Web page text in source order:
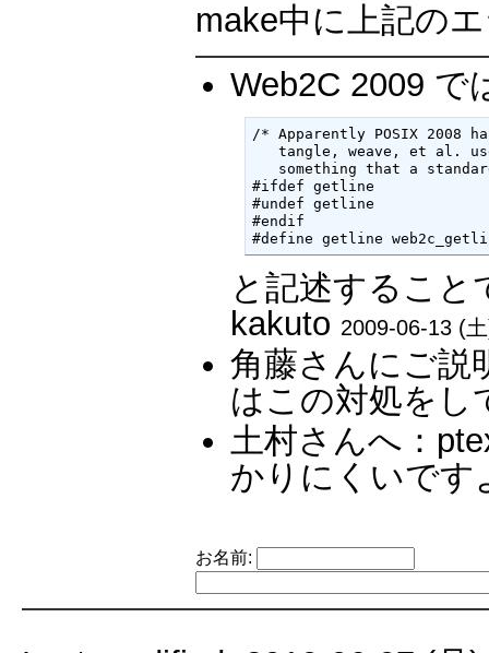
make中に上記の
Web2C 2009 で
/* Apparently POSIX
tangle, weave, et al.
something that a
#ifdef getline
#undef getline
#endif
#define getline
と記述するこ
kakuto 2009-06-13 (
角藤さんにご説
はこの対処を
土村さんへ：
かりにくいです
お名前: